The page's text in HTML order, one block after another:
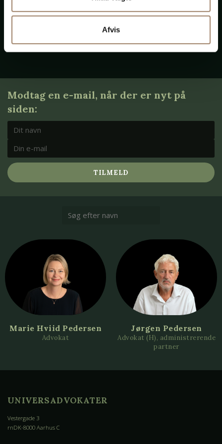
Afvis
Privatklient
Modtag en e-mail, når der er nyt på
siden:
TILMELD
Marie Hviid Pedersen
Advokat
Jørgen Pedersen
Advokat (H), administrerende
partner
UNIVERSADVOKATER
Vestergade 3
rnDK-8000 Aarhus C